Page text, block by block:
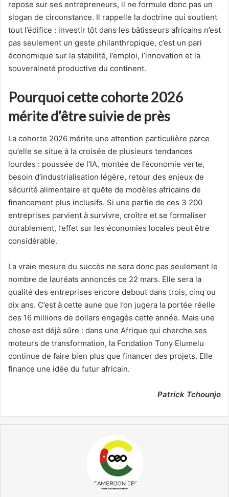
repose sur ses entrepreneurs, il ne formule donc pas un
slogan de circonstance. Il rappelle la doctrine qui soutient
tout l’édifice : investir tôt dans les bâtisseurs africains n’est
pas seulement un geste philanthropique, c’est un pari
économique sur la stabilité, l’emploi, l’innovation et la
souveraineté productive du continent.
Pourquoi cette cohorte 2026
mérite d’être suivie de près
La cohorte 2026 mérite une attention particulière parce
qu’elle se situe à la croisée de plusieurs tendances
lourdes : poussée de l’IA, montée de l’économie verte,
besoin d’industrialisation légère, retour des enjeux de
sécurité alimentaire et quête de modèles africains de
financement plus inclusifs. Si une partie de ces 3 200
entreprises parvient à survivre, croître et se formaliser
durablement, l’effet sur les économies locales peut être
considérable.
La vraie mesure du succès ne sera donc pas seulement le
nombre de lauréats annoncés ce 22 mars. Elle sera la
qualité des entreprises encore debout dans trois, cinq ou
dix ans. C’est à cette aune que l’on jugera la portée réelle
des 16 millions de dollars engagés cette année. Mais une
chose est déjà sûre : dans une Afrique qui cherche ses
moteurs de transformation, la Fondation Tony Elumelu
continue de faire bien plus que financer des projets. Elle
finance une idée du futur africain.
Patrick Tchounjo